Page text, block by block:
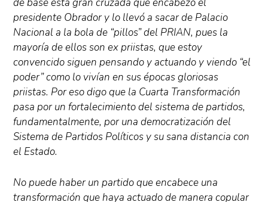
presidente Obrador y lo llevó a sacar de Palacio
Nacional a la bola de “pillos” del PRIAN, pues la
mayoría de ellos son ex priistas, que estoy
convencido siguen pensando y actuando y viendo “el
poder” como lo vivían en sus épocas gloriosas
priistas. Por eso digo que la Cuarta Transformación
pasa por un fortalecimiento del sistema de partidos,
fundamentalmente, por una democratización del
Sistema de Partidos Políticos y su sana distancia con
el Estado.
No puede haber un partido que encabece una
transformación que haya actuado de manera copular